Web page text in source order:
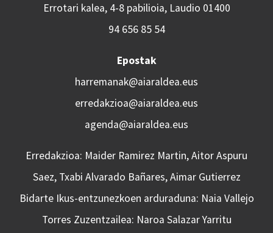
Errotari kalea, 4-8 pabilioia, Laudio 01400
94 656 85 54
Epostak
harremanak@aiaraldea.eus
erredakzioa@aiaraldea.eus
agenda@aiaraldea.eus
Erredakzioa: Maider Ramirez Martin, Aitor Aspuru
Saez, Txabi Alvarado Bañares, Aimar Gutierrez
Bidarte Ikus-entzunezkoen arduraduna: Naia Vallejo
Torres Zuzentzailea: Naroa Salazar Yarritu